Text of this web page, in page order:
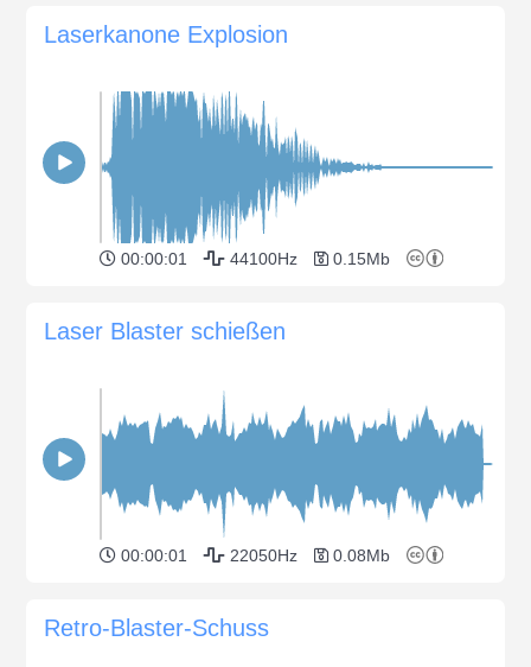
Laserkanone Explosion
00:00:01 44100Hz 0.15Mb
Laser Blaster schießen
00:00:01 22050Hz 0.08Mb
Retro-Blaster-Schuss